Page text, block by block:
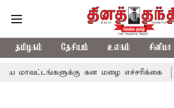
தமிழகம் தேசியம் உலகம் சினிமா
கன மழை எச்சரிக்கை